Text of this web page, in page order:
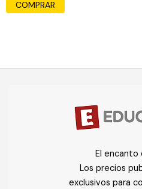
El encanto
Los precios
exclusivos para